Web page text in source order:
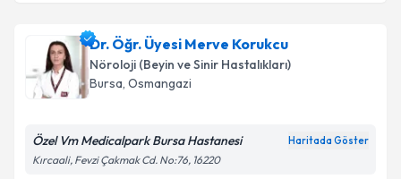
kapsamda işlenmesini kabul ediyorum.
Takvim Talebini Gönder
Uzm. Dr. Özden Mengüiçin randevu takvimi talebi
oluşturun. Size bu uzmandan randevu almanız için bir
takvim hazırlandığında e-posta ile bilgilendireceğiz.
Dr. Öğr. Üyesi Merve Korukcu
Nöroloji (Beyin ve Sinir Hastalıkları)
Bursa, Osmangazi
Özel Vm Medicalpark Bursa Hastanesi Haritada Göster
Kırcaali, Fevzi Çakmak Cd. No:76, 16220